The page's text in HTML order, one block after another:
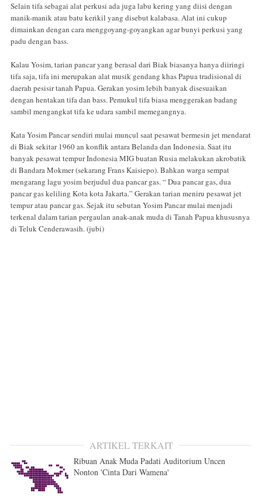
Selain tifa sebagai alat perkusi ada juga labu kering yang diisi dengan
manik-manik atau batu kerikil yang disebut kalabasa. Alat ini cukup
dimainkan dengan cara menggoyang-goyangkan agar bunyi perkusi yang
padu dengan bass.
Kalau Yosim, tarian pancar yang berasal dari Biak biasanya hanya diiringi
tifa saja, tifa ini merupakan alat musik gendang khas Papua tradisional di
daerah pesisir tanah Papua. Gerakan yosim lebih banyak disesuaikan
dengan hentakan tifa dan bass. Pemukul tifa biasa menggerakan badang
sambil mengangkat tifa ke udara sambil memegangnya.
Kata Yosim Pancar sendiri mulai muncul saat pesawat bermesin jet mendarat
di Biak sekitar 1960 an konflik antara Belanda dan Indonesia. Saat itu
banyak pesawat tempur Indonesia MIG buatan Rusia melakukan akrobatik
di Bandara Mokmer (sekarang Frans Kaisiepo). Bahkan warga sempat
mengarang lagu yosim berjudul dua pancar gas. “ Dua pancar gas, dua
pancar gas keliling Kota kota Jakarta.” Gerakan tarian meniru pesawat jet
tempur atau pancar gas. Sejak itu sebutan Yosim Pancar mulai menjadi
terkenal dalam tarian pergaulan anak-anak muda di Tanah Papua khususnya
di Teluk Cenderawasih. (jubi)
ARTIKEL TERKAIT
Ribuan Anak Muda Padati Auditorium Uncen
Nonton 'Cinta Dari Wamena'